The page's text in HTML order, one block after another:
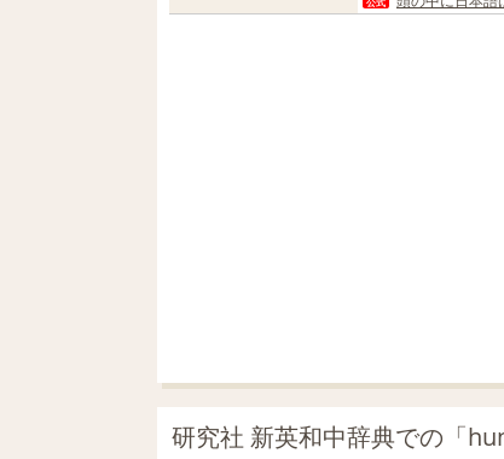
研究社 新英和中辞典での「